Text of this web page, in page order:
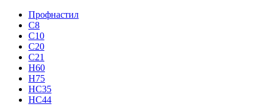
Профнастил
С8
С10
С20
С21
H60
H75
HС35
НС44